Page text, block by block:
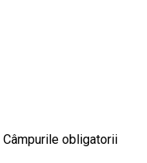
Câmpurile obligatorii